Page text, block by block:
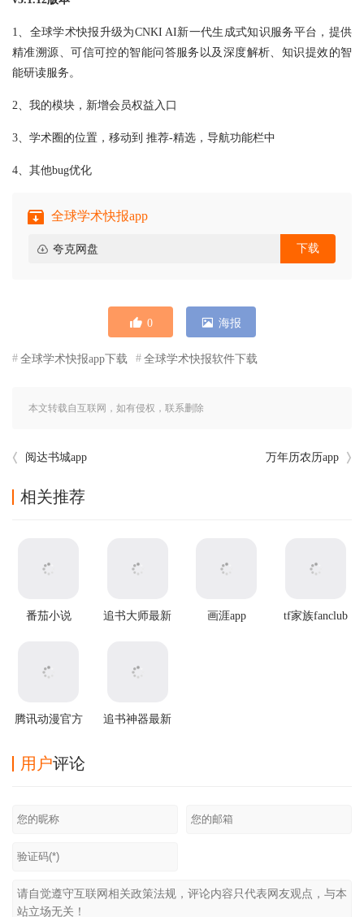
1、全球学术快报升级为CNKI AI新一代生成式知识服务平台，提供
精准溯源、可信可控的智能问答服务以及深度解析、知识提效的智
能研读服务。
2、我的模块，新增会员权益入口
3、学术圈的位置，移动到 推荐-精选，导航功能栏中
4、其他bug优化
全球学术快报app
夸克网盘 下载
0 海报
全球学术快报app下载 全球学术快报软件下载
本文转载自互联网，如有侵权，联系删除
阅达书城app 万年历农历app
相关推荐
番茄小说
追书大师最新
画涯app
tf家族fanclub
腾讯动漫官方
追书神器最新
用户评论